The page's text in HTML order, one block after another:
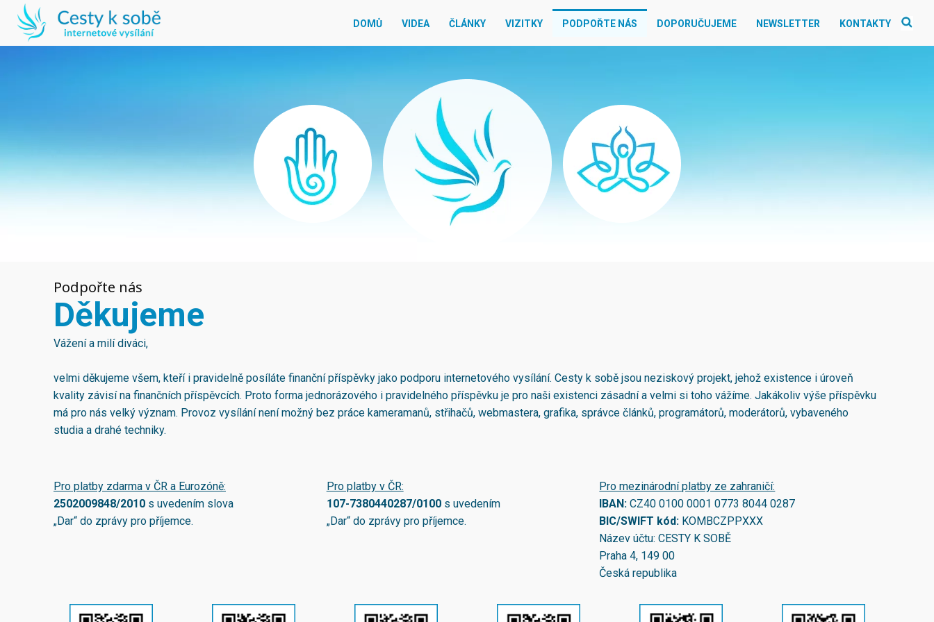
DOMŮ VIDEA ČLÁNKY VIZITKY PODPOŘTE NÁS DOPORUČUJEME NEWSLETTER KONTAKTY
Podpořte nás
Děkujeme
Vážení a milí diváci,
velmi děkujeme všem, kteří i pravidelně posíláte finanční příspěvky jako podporu internetového vysílání. Cesty k sobě jsou neziskový projekt, jehož existence i úroveň
kvality závisí na finančních příspěvcích. Proto forma jednorázového i pravidelného příspěvku je pro naši existenci zásadní a velmi si toho vážíme. Jakákoliv výše příspěvku
má pro nás velký význam. Provoz vysílání není možný bez práce kameramanů, střihačů, webmastera, grafika, správce článků, programátorů, moderátorů, vybaveného
studia a drahé techniky.
Pro platby zdarma v ČR a Eurozóně:
2502009848/2010 s uvedením slova
„Dar“ do zprávy pro příjemce.
Pro platby v ČR:
107-7380440287/0100s uvedením
„Dar“ do zprávy pro příjemce.
Pro mezinárodní platby ze zahraničí:
IBAN:CZ40 0100 0001 0773 8044 0287
BIC/SWIFT kód: KOMBCZPPXXX
Název účtu: CESTY K SOBĚ
Praha 4, 149 00
Česká republika